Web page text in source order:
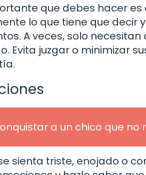
que debes hacer
lo que tiene que decir
A veces, solo
Evita juzgar o minimizar
a un chico que no
sienta triste, enojado o